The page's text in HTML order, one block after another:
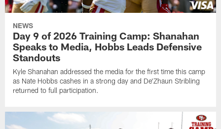
NEWS
Day 9 of 2026 Training Camp: Shanahan
Speaks to Media, Hobbs Leads Defensive
Standouts
Kyle Shanahan addressed the media for the first time this camp
as Nate Hobbs cashes in a strong day and De'Zhaun Stribling
returned to full participation.